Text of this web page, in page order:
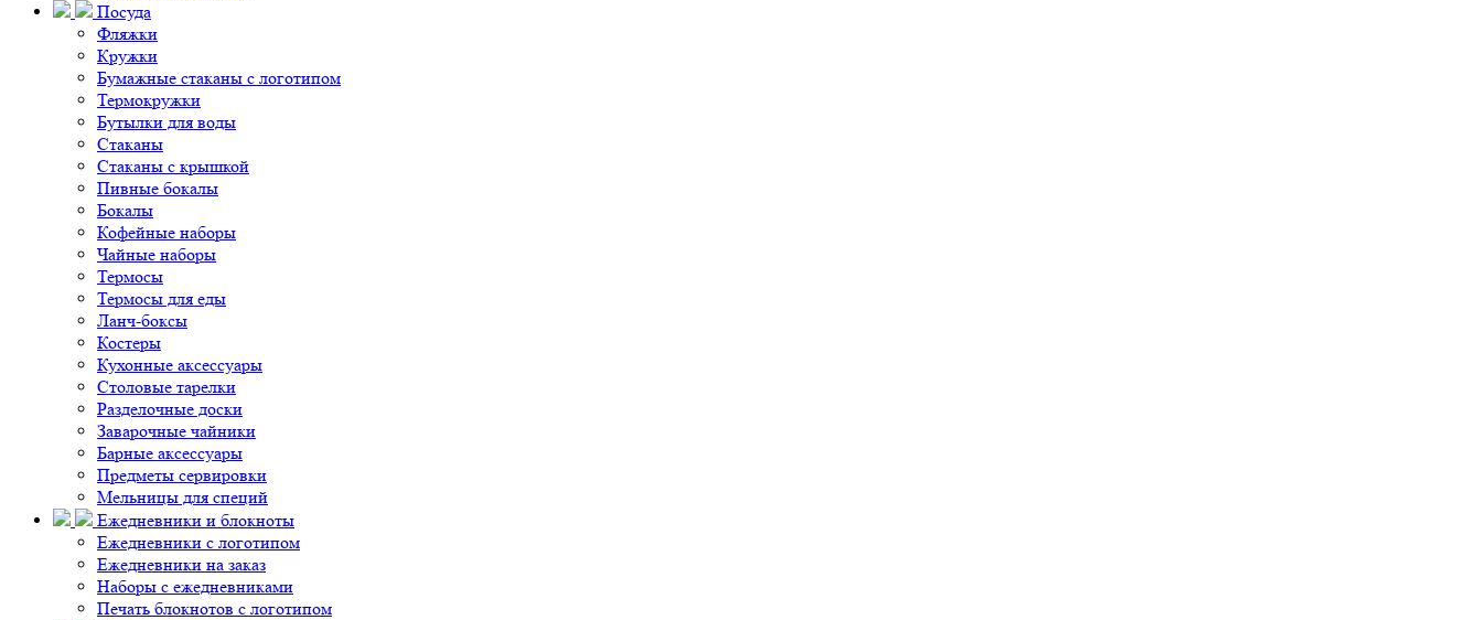
Посуда
Фляжки
Кружки
Бумажные стаканы с логотипом
Термокружки
Бутылки для воды
Стаканы
Стаканы с крышкой
Пивные бокалы
Бокалы
Кофейные наборы
Чайные наборы
Термосы
Термосы для еды
Ланч-боксы
Костеры
Кухонные аксессуары
Столовые тарелки
Разделочные доски
Заварочные чайники
Барные аксессуары
Предметы сервировки
Мельницы для специй
Ежедневники и блокноты
Ежедневники с логотипом
Ежедневники на заказ
Наборы с ежедневниками
Печать блокнотов с логотипом